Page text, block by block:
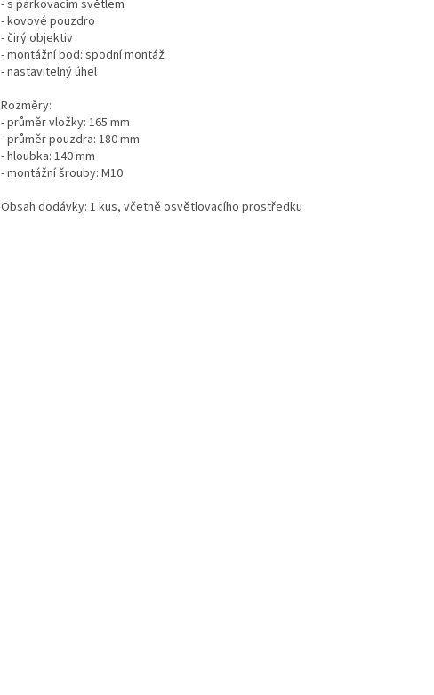
- s parkovacím světlem
- kovové pouzdro
- čirý objektiv
- montážní bod: spodní montáž
- nastavitelný úhel
Rozměry:
- průměr vložky: 165 mm
- průměr pouzdra: 180 mm
- hloubka: 140 mm
- montážní šrouby: M10
Obsah dodávky: 1 kus, včetně osvětlovacího prostředku